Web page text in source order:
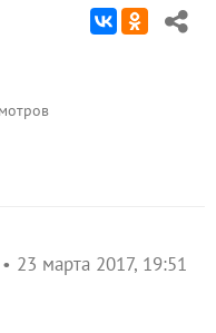
23 марта 2017, 19:51